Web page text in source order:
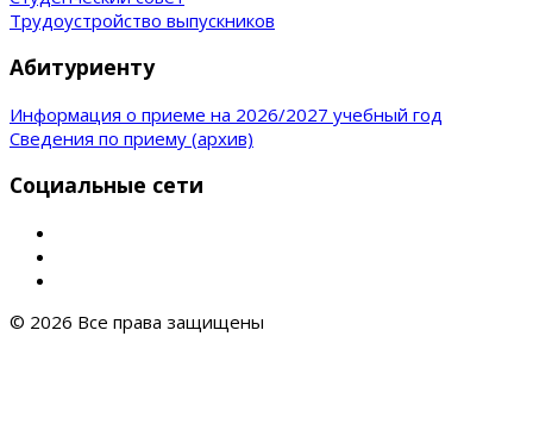
Трудоустройство выпускников
Абитуриенту
Информация о приеме на 2026/2027 учебный год
Сведения по приему (архив)
Социальные сети
© 2026 Все права защищены